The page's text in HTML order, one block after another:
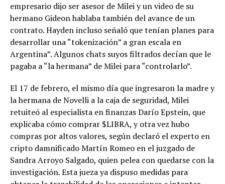
empresario dijo ser asesor de Milei y un video de su
hermano Gideon hablaba también del avance de un
contrato. Hayden incluso señaló que tenían planes para
desarrollar una “tokenización” a gran escala en
Argentina”. Algunos chats suyos filtrados decían que le
pagaba a “la hermana” de Milei para “controlarlo”.
El 17 de febrero, el mismo día que ingresaron la madre y
la hermana de Novelli a la caja de seguridad, Milei
retuiteó al especialista en finanzas Darío Epstein, que
explicaba cómo comprar $LIBRA, y otra vez hubo
compras por altos valores, según declaró el experto en
cripto damnificado Martín Romeo en el juzgado de
Sandra Arroyo Salgado, quien pelea con quedarse con la
investigación. Esta jueza ya dispuso medidas para